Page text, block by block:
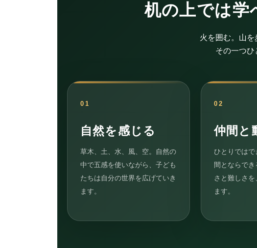
机の上では学
火を囲む。山を
その一つひ
01
自然を感じる
草木、土、水、風、空。自然の
中で五感を使いながら、子ども
たちは自分の世界を広げていき
ます。
02
仲間と
ひとりではで
間とならで
さと難しさ
ます。